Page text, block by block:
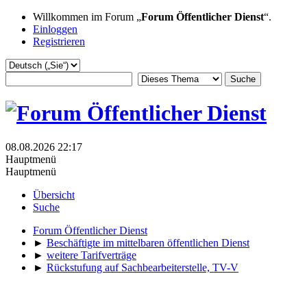
Willkommen im Forum „Forum Öffentlicher Dienst“.
Einloggen
Registrieren
08.08.2026 22:17
Hauptmenü
Hauptmenü
Übersicht
Suche
Forum Öffentlicher Dienst
► Beschäftigte im mittelbaren öffentlichen Dienst
► weitere Tarifverträge
► Rückstufung auf Sachbearbeiterstelle, TV-V